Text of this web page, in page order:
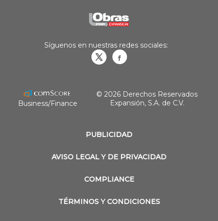
PUBLICIDAD
AVISO LEGAL Y DE PRIVACIDAD
COMPLIANCE
TÉRMINOS Y CONDICIONES
Síguenos en nuestras redes sociales:
Business/Finance
© 2026 Derechos Reservados
Expansión, S.A. de C.V.